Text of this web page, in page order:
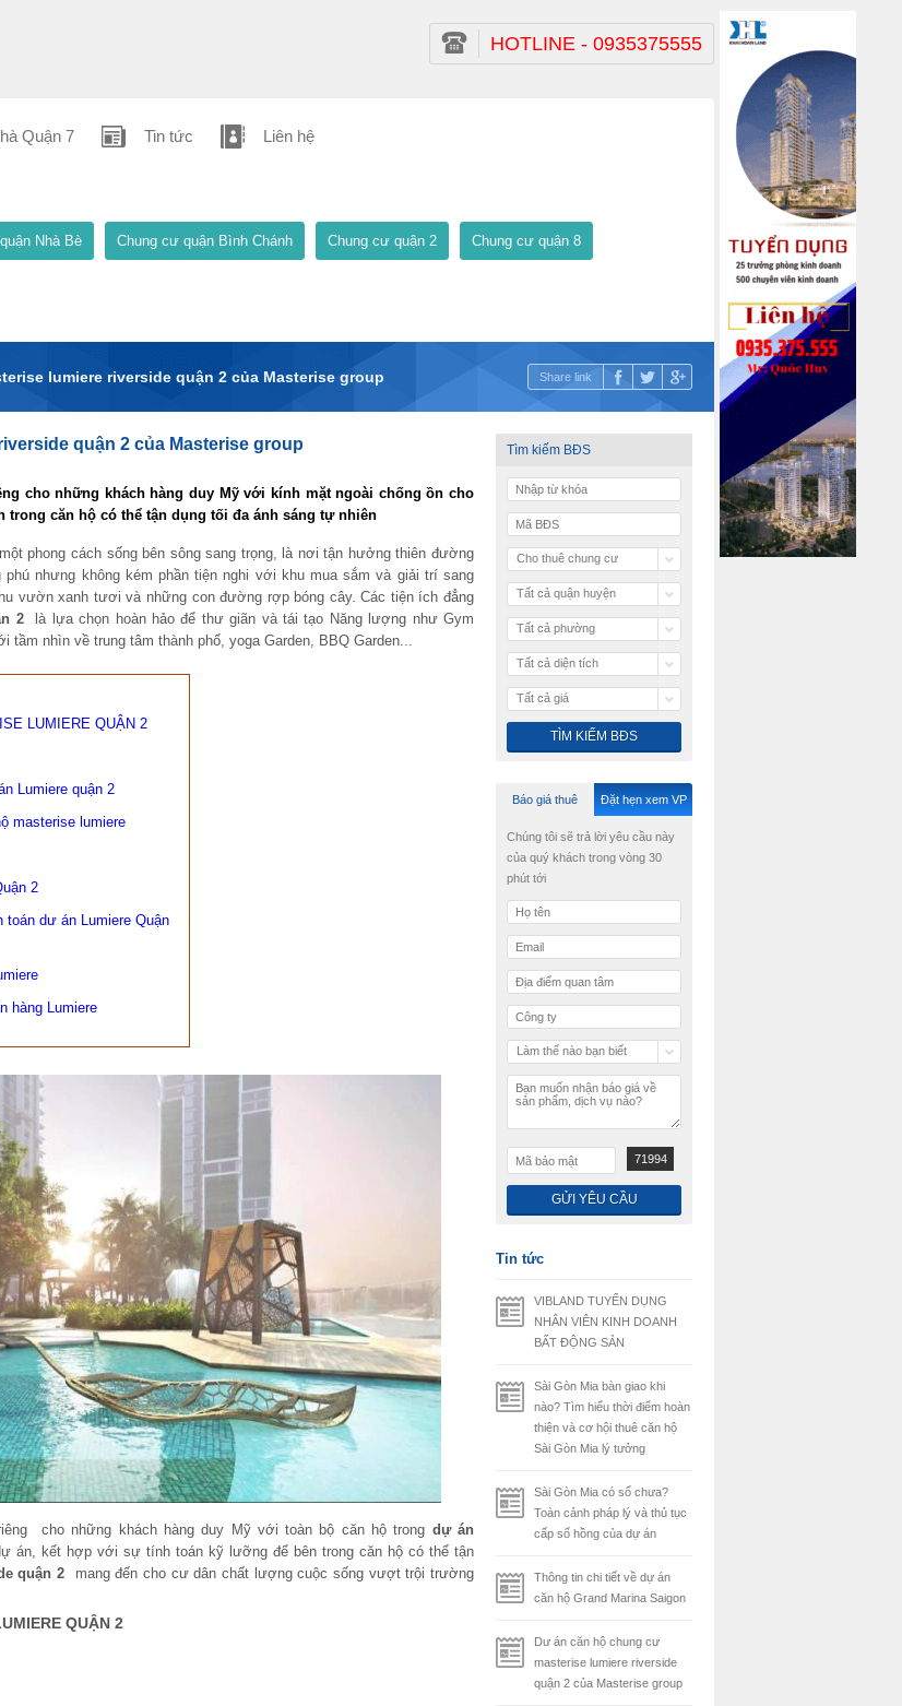
HOTLINE - 0935375555
Quận 7 Tin tức Liên hệ
Nhà Bè Chung cư quận Bình Chánh Chung cư quận 2 Chung cư quận 8
lumiere riverside quận 2 của Masterise group Share link
quận 2 của Masterise group
cho những khách hàng duy Mỹ với kính mặt ngoài chống ồn cho
căn hộ có thể tận dụng tối đa ánh sáng tự nhiên
phong cách sống bên sông sang trọng, là nơi tận hưởng thiên đường
nhưng không kém phần tiện nghi với khu mua sắm và giải trí sang
vườn xanh tươi và những con đường rợp bóng cây. Các tiện ích đẳng
2là lựa chọn hoàn hảo để thư giãn và tái tạo Năng lượng như Gym
nhìn về trung tâm thành phố, yoga Garden, BBQ Garden...
LUMIERE QUẬN 2
Lumiere quận 2
masterise lumiere
2
dư án Lumiere Quận
hàng Lumiere
cho những khách hàng duy Mỹ với toàn bộ căn hộ trong dự án
án, kết hợp với sự tính toán kỹ lưỡng để bên trong căn hộ có thể tận
quận 2 mang đến cho cư dân chất lượng cuộc sống vượt trội trường
QUẬN 2
Tìm kiếm BĐS
Cho thuê chung cư
Tất cả quận huyện
Tất cả phường
Tất cả diện tích
Tất cả giá
Báo giá thuê Đặt hẹn xem VP
Chúng tôi sẽ trả lời yêu cầu này
của quý khách trong vòng 30
phút tới
Làm thế nào bạn biết
71994
Tin tức
VIBLAND TUYỂN DỤNG
NHÂN VIÊN KINH DOANH
BẤT ĐỘNG SẢN
Sài Gòn Mia bàn giao khi
nào? Tìm hiểu thời điểm hoàn
thiện và cơ hội thuê căn hộ
Sài Gòn Mia lý tưởng
Sài Gòn Mia có sổ chưa?
Toàn cảnh pháp lý và thủ tục
cấp sổ hồng của dự án
Thông tin chi tiết về dự án
căn hộ Grand Marina Saigon
Dư án căn hộ chung cư
masterise lumiere riverside
quận 2 của Masterise group